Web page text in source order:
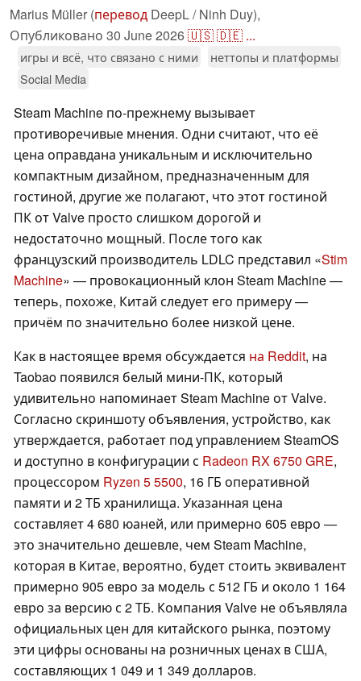
Marius Müller (перевод DeepL / Ninh Duy),
Опубликовано 30 June 2026🇺🇸🇩🇪 ...
игры и всё, что связано с ними
неттопы и платформы
Social Media
Steam Machine по-прежнему вызывает
противоречивые мнения. Одни считают, что её
цена оправдана уникальным и исключительно
компактным дизайном, предназначенным для
гостиной, другие же полагают, что этот гостиной
ПК от Valve просто слишком дорогой и
недостаточно мощный. После того как
французский производитель LDLC представил «Stim
Machine» — провокационный клон Steam Machine —
теперь, похоже, Китай следует его примеру —
причём по значительно более низкой цене.
Как в настоящее время обсуждается на Reddit, на
Taobao появился белый мини-ПК, который
удивительно напоминает Steam Machine от Valve.
Согласно скриншоту объявления, устройство, как
утверждается, работает под управлением SteamOS
и доступно в конфигурации с Radeon RX 6750 GRE,
процессором Ryzen 5 5500, 16 ГБ оперативной
памяти и 2 ТБ хранилища. Указанная цена
составляет 4 680 юаней, или примерно 605 евро —
это значительно дешевле, чем Steam Machine,
которая в Китае, вероятно, будет стоить эквивалент
примерно 905 евро за модель с 512 ГБ и около 1 164
евро за версию с 2 ТБ. Компания Valve не объявляла
официальных цен для китайского рынка, поэтому
эти цифры основаны на розничных ценах в США,
составляющих 1 049 и 1 349 долларов.